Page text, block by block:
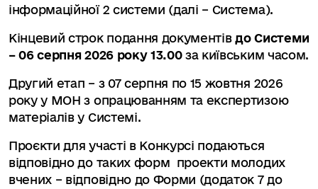
інформаційної 2 системи (далі – Система).
Кінцевий строк подання документівдо Системи
– 06 серпня 2026 року 13.00за київським часом.
Другий етап – з 07 серпня по 15 жовтня 2026
року у МОН з опрацюванням та експертизою
матеріалів у Системі.
Проєкти для участі в Конкурсі подаються
відповідно до таких форм проекти молодих
вчених – відповідно до Форми (додаток 7 до